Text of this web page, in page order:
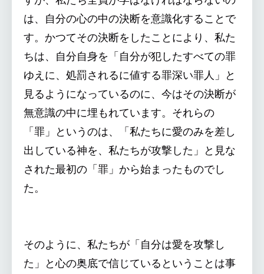
は、自分の心の中の決断を意識化することで
す。かつてその決断をしたことにより、私た
ちは、自分自身を「自分が犯したすべての罪
ゆえに、処罰されるに値する罪深い罪人」と
見るようになっているのに、今はその決断が
無意識の中に埋もれています。それらの
「罪」というのは、「私たちに愛のみを差し
出している神を、私たちが攻撃した」と見な
された最初の「罪」から始まったものでし
た。
そのように、私たちが「自分は愛を攻撃し
た」と心の奥底で信じているということは事